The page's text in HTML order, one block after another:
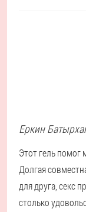
Еркин
Этот гель помог
Долгая
для друга, секс
столько